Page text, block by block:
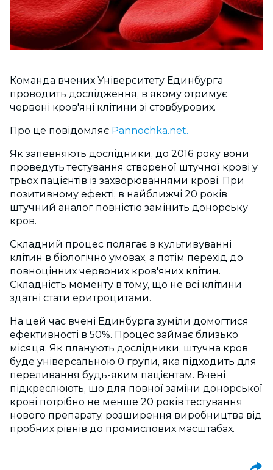
Команда вчених Університету Единбурга
проводить дослідження, в якому отримує
червоні кров'яні клітини зі стовбурових.
Про це повідомляє Pannochka.net.
Як запевняють дослідники, до 2016 року вони
проведуть тестування створеної штучної крові у
трьох пацієнтів із захворюваннями крові. При
позитивному ефекті, в найближчі 20 років
штучний аналог повністю замінить донорську
кров.
Складний процес полягає в культивуванні
клітин в біологічно умовах, а потім перехід до
повноцінних червоних кров'яних клітин.
Складність моменту в тому, що не всі клітини
здатні стати еритроцитами.
На цей час вчені Единбурга зуміли домогтися
ефективності в 50%. Процес займає близько
місяця. Як планують дослідники, штучна кров
буде універсальною 0 групи, яка підходить для
переливання будь-яким пацієнтам. Вчені
підкреслюють, що для повної заміни донорської
крові потрібно не менше 20 років тестування
нового препарату, розширення виробництва від
пробних рівнів до промислових масштабах.